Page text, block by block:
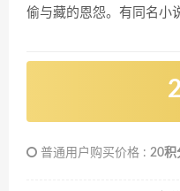
偷与藏的恩怨。有同名小
普通用户购买价格 : 20积